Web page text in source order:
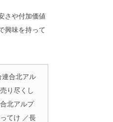
さや付加価値
興味を持って
連合北アル
り尽くし
北アルプ
てけ ／長